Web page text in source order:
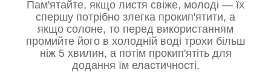
Пам'ятайте, якщо листя свіже, молоді — їх
спершу потрібно злегка прокип'ятити, а
якщо солоне, то перед використанням
промийте його в холодній воді трохи більш
ніж 5 хвилин, а потім прокип'ятіть для
додання їм еластичності.